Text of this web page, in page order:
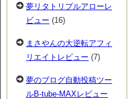
夢リタトリプルアローレ
ビュー (16)
まさやんの大逆転アフィ
リエイトレビュー (7)
夢のブログ自動投稿ツー
ルB-tube-MAXレビュー